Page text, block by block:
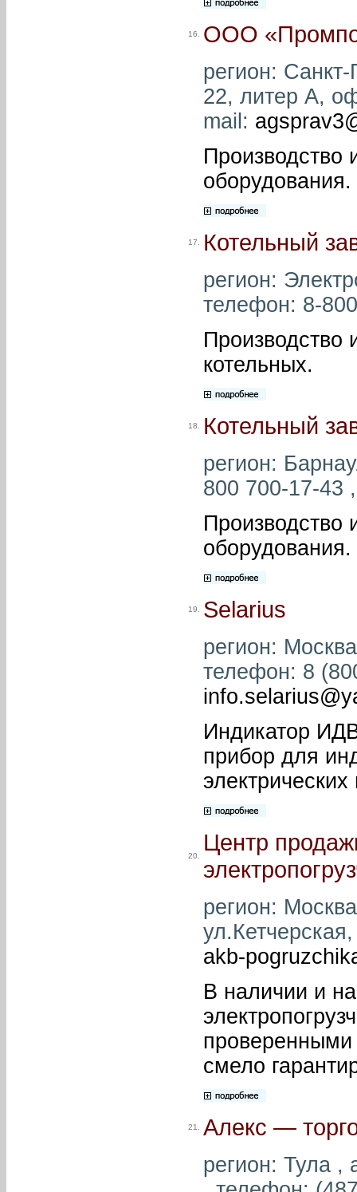
16. ООО
регион:
22, литер А,
mail:
Производство
оборудования.
17. Котельный
регион:
телефон: 8-
Производство
котельных.
18. Котельный
регион:
800 700-17-43
Производство
оборудования.
19. Selarius
регион:
телефон: 8
Индикатор
прибор для
20.
Центр
регион:
akb-
В наличии и
проверенными
смело
21. Алекс —
регион: Тула ,